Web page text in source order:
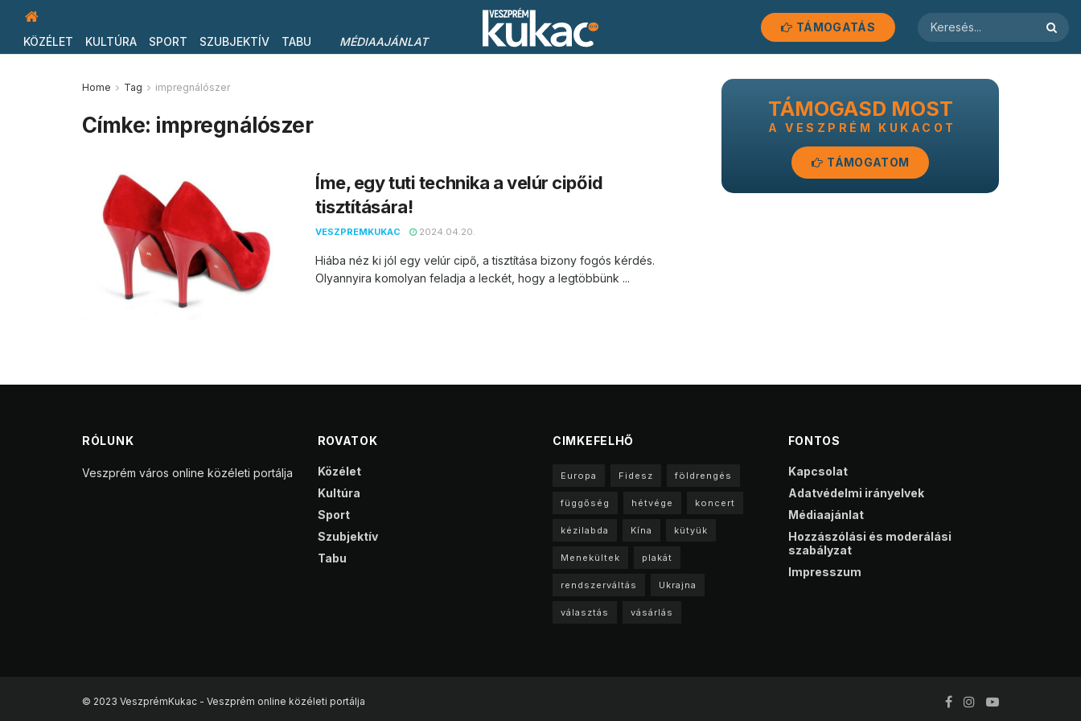
KÖZÉLET KULTÚRA SPORT SZUBJEKTÍV TABU MÉDIAAJÁNLAT
TÁMOGATÁS
Home Tag impregnálószer
Címke: impregnálószer
Íme, egy tuti technika a velúr cipőid
tisztítására!
VESZPREMKUKAC 2024.04.20.
Hiába néz ki jól egy velúr cipő, a tisztítása bizony fogós kérdés.
Olyannyira komolyan feladja a leckét, hogy a legtöbbünk ...
TÁMOGASD MOST
A VESZPRÉM KUKACOT
TÁMOGATOM
RÓLUNK
Veszprém város online közéleti portálja
ROVATOK
Közélet
Kultúra
Sport
Szubjektív
Tabu
CIMKEFELHŐ
Europa Fidesz földrengés
függőség hétvége koncert
kézilabda Kína kütyük
Menekültek plakát
rendszerváltás Ukrajna
választás vásárlás
FONTOS
Kapcsolat
Adatvédelmi irányelvek
Médiaajánlat
Hozzászólási és moderálási
szabályzat
Impresszum
© 2023 VeszprémKukac - Veszprém online közéleti portálja